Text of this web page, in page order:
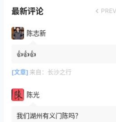
最新评论 PREV
陈志新
👍👍👍
[文章] 来自： 长沙之行
陈光
我们湖州有义门陈吗？